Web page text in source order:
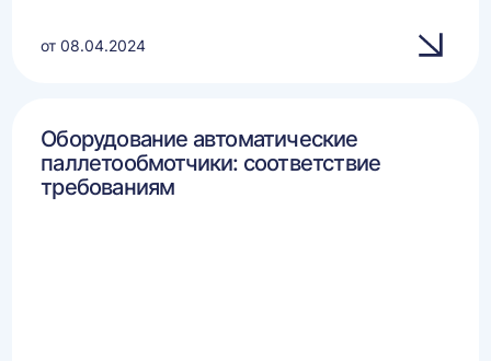
от 08.04.2024
Оборудование автоматические
паллетообмотчики: соответствие
требованиям